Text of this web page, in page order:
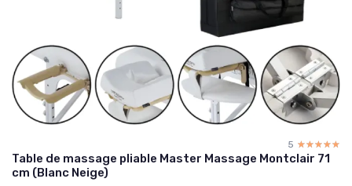
5 ☆☆☆☆☆
★★★★★
Table de massage pliable Master Massage Montclair 71
cm (Blanc Neige)